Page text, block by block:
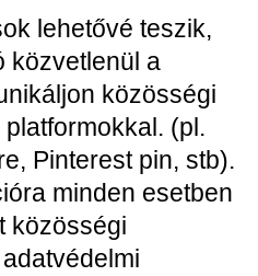
lehetővé teszik,
közvetlenül a
közösségi
(pl.
Pinterest pin, stb).
minden esetben
közösségi